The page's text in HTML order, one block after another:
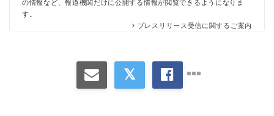
の情報など、報道機関だけに公開する情報が閲覧できるようになりま
す。
プレスリリース受信に関するご案内